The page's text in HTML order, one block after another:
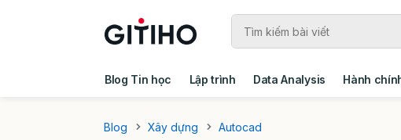
Blog Tin học Lập trình Data Analysis Hành
Blog
Xây dựng Autocad